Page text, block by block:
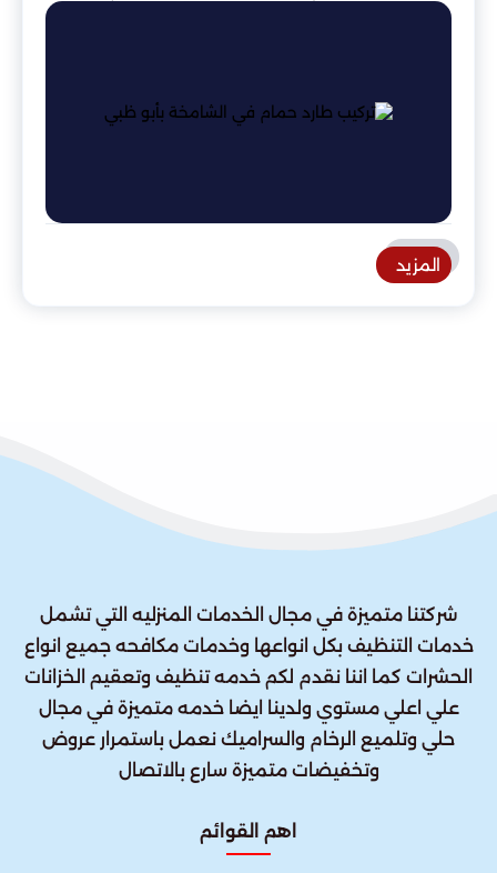
المزيد
شركتنا متميزة في مجال الخدمات المنزليه التي تشمل
خدمات التنظيف بكل انواعها وخدمات مكافحه جميع انواع
الحشرات كما اننا نقدم لكم خدمه تنظيف وتعقيم الخزانات
علي اعلي مستوي ولدينا ايضا خدمه متميزة في مجال
حلي وتلميع الرخام والسراميك نعمل باستمرار عروض
وتخفيضات متميزة سارع بالاتصال
اهم القوائم